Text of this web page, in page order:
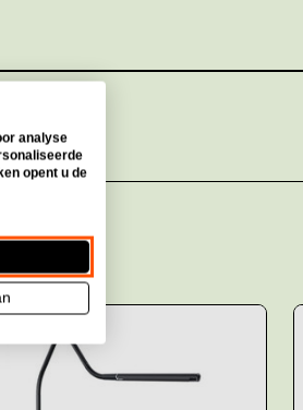
analyse
opent u de